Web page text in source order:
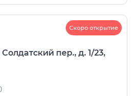
пер., д. 1/23,
Скоро открытие